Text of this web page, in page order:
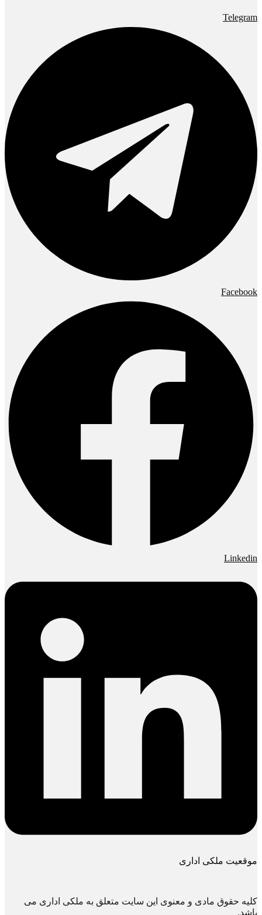
Telegram
Facebook
Linkedin
موقعیت ملکی اداری
کلیه حقوق مادی و معنوی این سایت متعلق به ملکی اداری می
باشد.